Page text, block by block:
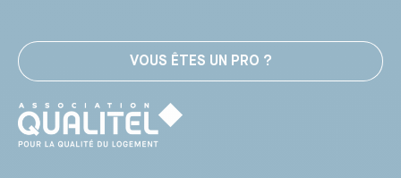
VOUS ÊTES UN PRO ?